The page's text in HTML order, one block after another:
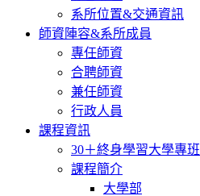
系所位置&交通資訊
師資陣容&系所成員
專任師資
合聘師資
兼任師資
行政人員
課程資訊
30＋終身學習大學專班
課程簡介
大學部